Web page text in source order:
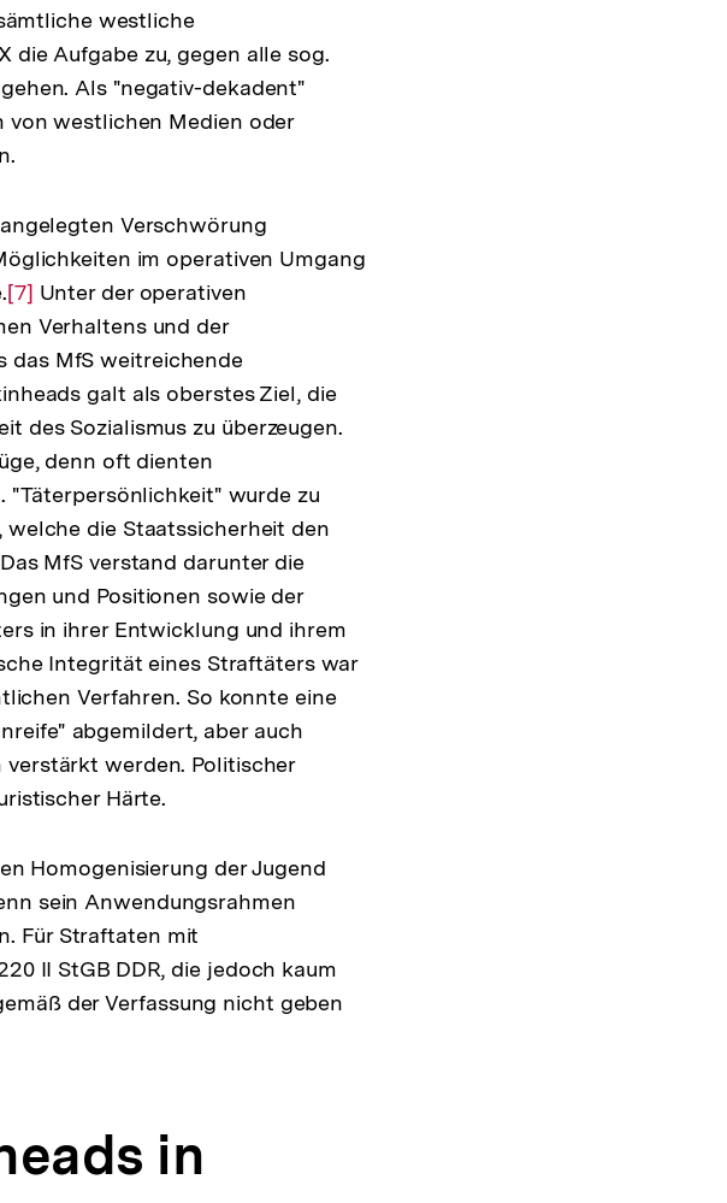
westliche
die Aufgabe zu, gegen alle sog.
Als "negativ-dekadent"
von westlichen Medien oder
Verschwörung
im operativen Umgang
Zur
Auflösung
der
Fußnote
[7] Unter der operativen
Verhaltens und der
das MfS weitreichende
galt als oberstes Ziel, die
des Sozialismus zu überzeugen.
denn oft dienten
"Täterpersönlichkeit" wurde zu
die Staatssicherheit den
MfS verstand darunter die
und Positionen sowie der
in ihrer Entwicklung und ihrem
Integrität eines Straftäters war
Verfahren. So konnte eine
abgemildert, aber auch
werden. Politischer
Härte.
Homogenisierung der Jugend
sein Anwendungsrahmen
Für Straftaten mit
II StGB DDR, die jedoch kaum
der Verfassung nicht geben
in